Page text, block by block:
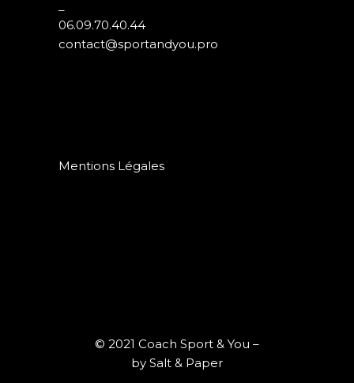
06.09.70.40.44
contact@sportandyou.pro
Mentions Légales
© 2021 Coach Sport & You –
by Salt & Paper